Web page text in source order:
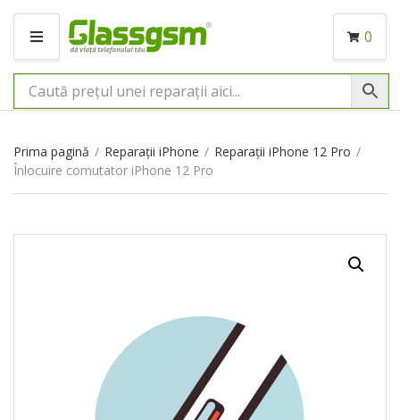
M
N
I
0
Prima pagină / Reparații iPhone / Reparații iPhone 12 Pro /
Înlocuire comutator iPhone 12 Pro